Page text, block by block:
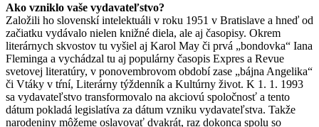
Ako vzniklo vaše vydavateľstvo?
Založili ho slovenskí intelektuáli v roku 1951 v Bratislave a hneď od
začiatku vydávalo nielen knižné diela, ale aj časopisy. Okrem
literárnych skvostov tu vyšiel aj Karol May či prvá „bondovka“ Iana
Fleminga a vychádzal tu aj populárny časopis Expres a Revue
svetovej literatúry, v ponovembrovom období zase „bájna Angelika“
či Vtáky v tŕní, Literárny týždenník a Kultúrny život. K 1. 1. 1993
sa vydavateľstvo transformovalo na akciovú spoločnosť a tento
dátum pokladá legislatíva za dátum vzniku vydavateľstva. Takže
narodeniny môžeme oslavovať dvakrát, raz dokonca spolu so